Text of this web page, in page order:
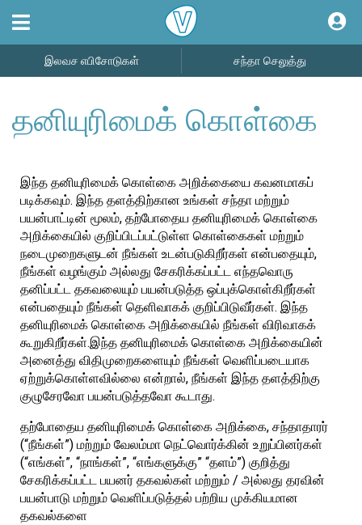
இலவச எபிசோடுகள் சந்தா செலுத்து
தனியுரிமைக் கொள்கை
இந்த தனியுரிமைக் கொள்கை அறிக்கையை கவனமாகப்
படிக்கவும். இந்த தளத்திற்கான உங்கள் சந்தா மற்றும்
பயன்பாட்டின் மூலம், தற்போதைய தனியுரிமைக் கொள்கை
அறிக்கையில் குறிப்பிடப்பட்டுள்ள கொள்கைகள் மற்றும்
நடைமுறைகளுடன் நீங்கள் உடன்படுகிறீர்கள் என்பதையும்,
நீங்கள் வழங்கும் அல்லது சேகரிக்கப்பட்ட எந்தவொரு
தனிப்பட்ட தகவலையும் பயன்படுத்த ஒப்புக்கொள்கிறீர்கள்
என்பதையும் நீங்கள் தெளிவாகக் குறிப்பிடுவீர்கள். இந்த
தனியுரிமைக் கொள்கை அறிக்கையில் நீங்கள் விரிவாகக்
கூறுகிறீர்கள்.இந்த தனியுரிமைக் கொள்கை அறிக்கையின்
அனைத்து விதிமுறைகளையும் நீங்கள் வெளிப்படையாக
ஏற்றுக்கொள்ளவில்லை என்றால், நீங்கள் இந்த தளத்திற்கு
குழுசேரவோ பயன்படுத்தவோ கூடாது.
தற்போதைய தனியுரிமைக் கொள்கை அறிக்கை, சந்தாதாரர்
(“நீங்கள்”) மற்றும் வேலம்மா நெட்வொர்க்கின் உறுப்பினர்கள்
(“எங்கள்”, “நாங்கள்”, “எங்களுக்கு” ​​“தளம்”) குறித்து
சேகரிக்கப்பட்ட பயனர் தகவல்கள் மற்றும் / அல்லது தரவின்
பயன்பாடு மற்றும் வெளிப்படுத்தல் பற்றிய முக்கியமான
தகவல்களை